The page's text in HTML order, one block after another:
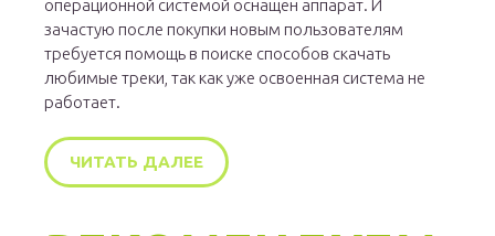
операционной системой оснащен аппарат. И
зачастую после покупки новым пользователям
требуется помощь в поиске способов скачать
любимые треки, так как уже освоенная система не
работает.
ЧИТАТЬ ДАЛЕЕ